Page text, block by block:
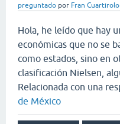
preguntado por Fran Cuartirolo
Hola, he leído que hay
económicas que no se
como estados, sino en
clasificación Nielsen,
Relacionada con una
de México